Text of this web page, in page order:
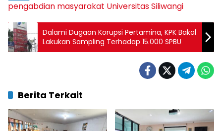
pengabdian masyarakat Universitas Siliwangi
Dalami Dugaan Korupsi Pertamina, KPK Bakal
Lakukan Sampling Terhadap 15.000 SPBU
Berita Terkait